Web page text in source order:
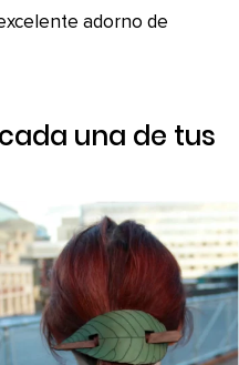
adorno de
una de tus